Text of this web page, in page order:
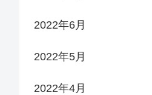
2022年6月
2022年5月
2022年4月